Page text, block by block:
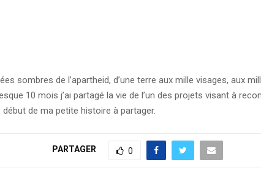
sombres de l’apartheid, d’une terre aux mille visages, aux
10 mois j’ai partagé la vie de l’un des projets visant à
début de ma petite histoire à partager.
PARTAGER 0